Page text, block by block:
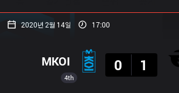
2020년 2월 14일 17:00
4th
MKOI
0
1